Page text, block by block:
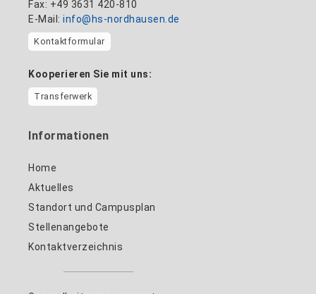
Fax: +49 3631 420-810
E-Mail: info@hs-nordhausen.de
Kontaktformular
Kooperieren Sie mit uns:
Transferwerk
Informationen
Home
Aktuelles
Standort und Campusplan
Stellenangebote
Kontaktverzeichnis